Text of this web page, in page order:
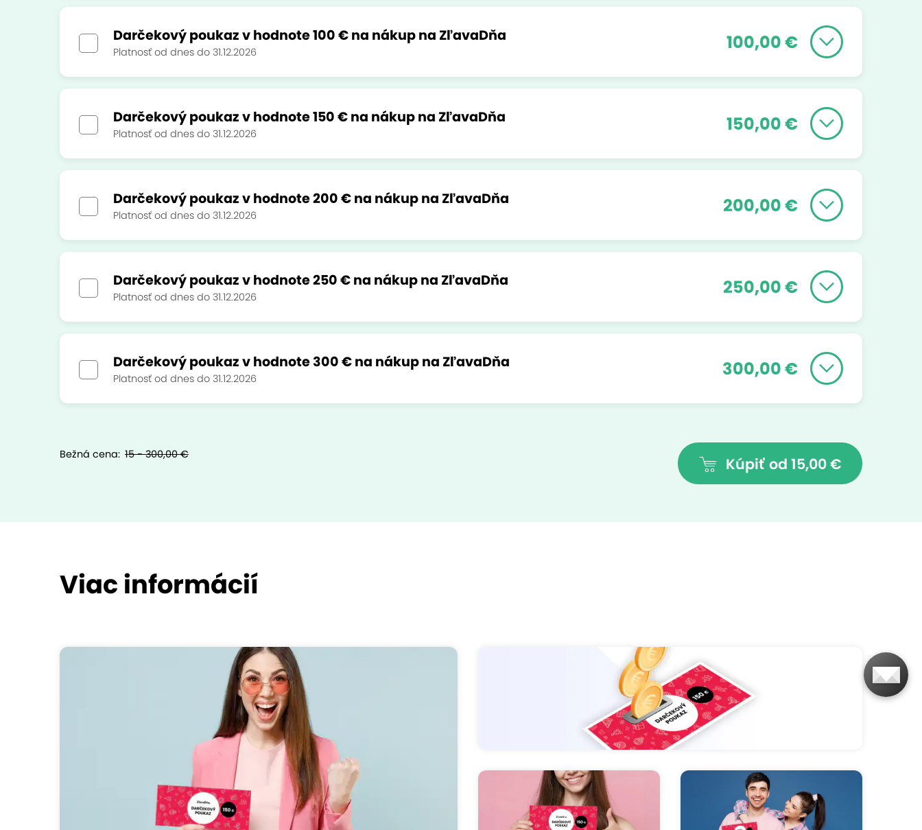
Darčekový poukaz v hodnote 100 € na nákup na ZľavaDňa
Platnosť od dnes do 31.12.2026 100,00 €
Darčekový poukaz v hodnote 150 € na nákup na ZľavaDňa
Platnosť od dnes do 31.12.2026 150,00 €
Darčekový poukaz v hodnote 200 € na nákup na ZľavaDňa
Platnosť od dnes do 31.12.2026 200,00 €
Darčekový poukaz v hodnote 250 € na nákup na ZľavaDňa
Platnosť od dnes do 31.12.2026 250,00 €
Darčekový poukaz v hodnote 300 € na nákup na ZľavaDňa
Platnosť od dnes do 31.12.2026 300,00 €
Kúpiť od 15,00 €
Bežná cena: 15 - 300,00 €
Viac informácií